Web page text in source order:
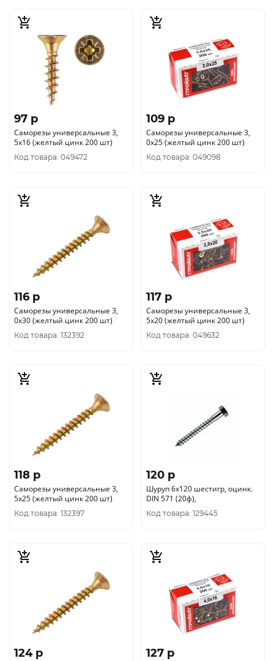
97 p
Саморезы универсальные 3,
5x16 (желтый цинк 200 шт)
Код товара: 049472
109 p
Саморезы универсальные 3,
0x25 (желтый цинк 200 шт)
Код товара: 049098
116 p
Саморезы универсальные 3,
0x30 (желтый цинк 200 шт)
Код товара: 132392
117 p
Саморезы универсальные 3,
5x20 (желтый цинк 200 шт)
Код товара: 049632
118 p
Саморезы универсальные 3,
5x25 (желтый цинк 200 шт)
Код товара: 132397
120 p
Шуруп 6х120 шестигр, оцинк.
DIN 571 (20ф),
Код товара: 129445
124 p 127 p